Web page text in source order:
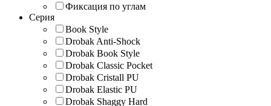
Фиксация по углам
Серия
Book Style
Drobak Anti-Shock
Drobak Book Style
Drobak Classic Pocket
Drobak Cristall PU
Drobak Elastic PU
Drobak Shaggy Hard